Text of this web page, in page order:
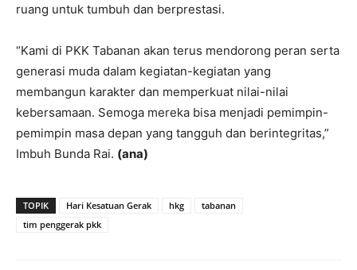
ruang untuk tumbuh dan berprestasi.
“Kami di PKK Tabanan akan terus mendorong peran serta
generasi muda dalam kegiatan-kegiatan yang
membangun karakter dan memperkuat nilai-nilai
kebersamaan. Semoga mereka bisa menjadi pemimpin-
pemimpin masa depan yang tangguh dan berintegritas,”
Imbuh Bunda Rai. (ana)
TOPIK Hari Kesatuan Gerak hkg
tabanan
tim penggerak pkk